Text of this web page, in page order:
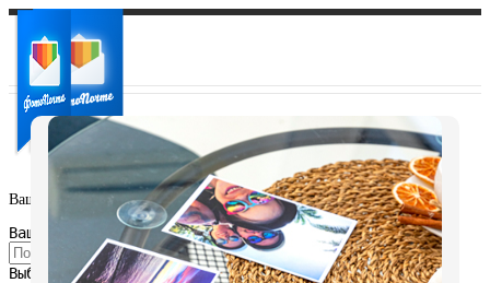
Ваш город:
Ваш регион доставки
Выберите из списка: